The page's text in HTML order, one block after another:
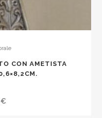
CON AMETISTA
€